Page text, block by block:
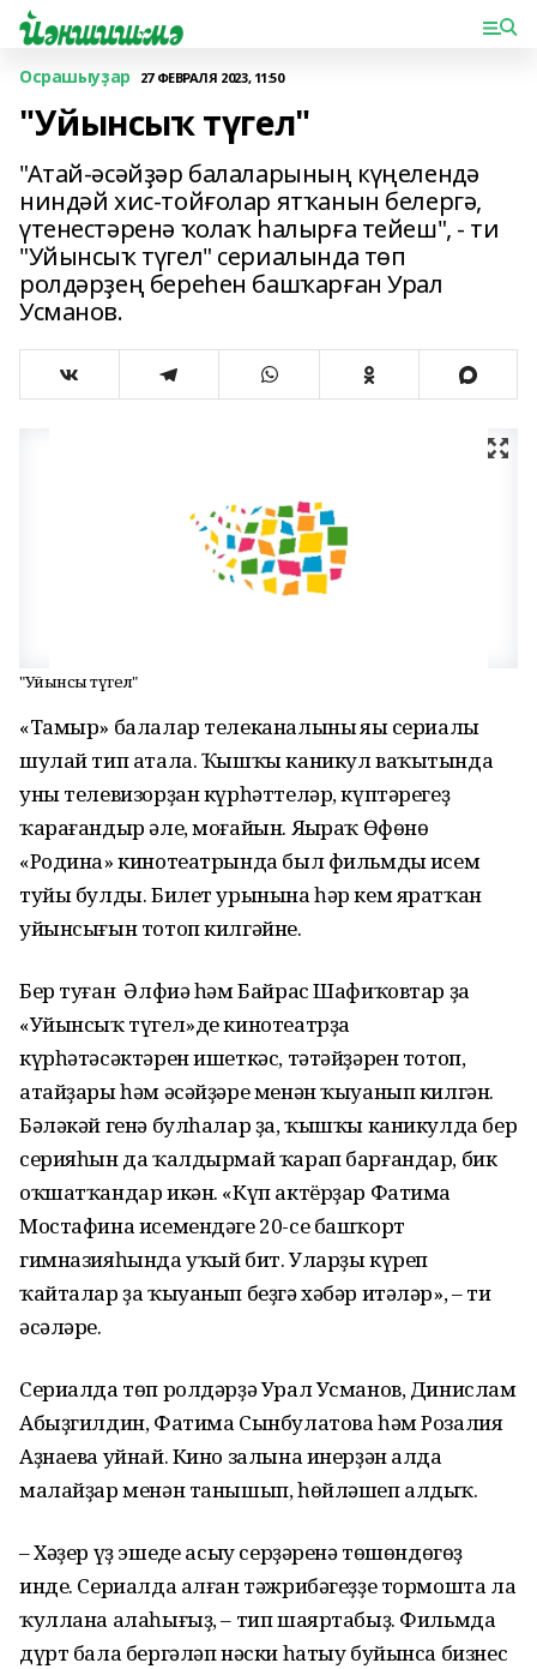
Осрашыуҙар 27 ФЕВРАЛЯ 2023, 11:50
"Уйынсыҡ түгел"
"Атай-әсәйҙәр балаларының күңелендә
ниндәй хис-тойғолар ятҡанын белергә,
үтенестәренә ҡолаҡ һалырға тейеш", - ти
"Уйынсыҡ түгел" сериалында төп
ролдәрҙең береһен башҡарған Урал
Усманов.
"Уйынсыҡ түгел"
«Тамыр» балалар телеканалының яңы сериалы
шулай тип атала. Ҡышҡы каникул ваҡытында
уны телевизорҙан күрһәттеләр, күптәрегеҙ
ҡарағандыр әле, моғайын. Яңыраҡ Өфөнөң
«Родина» кинотеатрында был фильмдың исем
туйы булды. Билет урынына һәр кем яратҡан
уйынсығын тотоп килгәйне.
Бер туған Әлфиә һәм Байрас Шафиҡовтар ҙа
«Уйынсыҡ түгел»де кинотеатрҙа
күрһәтәсәктәрен ишеткәс, тәтәйҙәрен тотоп,
атайҙары һәм әсәйҙәре менән ҡыуанып килгән.
Бәләкәй генә булһалар ҙа, ҡышҡы каникулда бер
серияһын да ҡалдырмай ҡарап барғандар, бик
оҡшатҡандар икән. «Күп актёрҙар Фатима
Мостафина исемендәге 20-се башҡорт
гимназияһында уҡый бит. Уларҙы күреп
ҡайталар ҙа ҡыуанып беҙгә хәбәр итәләр», – ти
әсәләре.
Сериалда төп ролдәрҙә Урал Усманов, Динислам
Абыҙгилдин, Фатима Сынбулатова һәм Розалия
Аҙнаева уйнай. Кино залына инерҙән алда
малайҙар менән танышып, һөйләшеп алдыҡ.
– Хәҙер үҙ эшеңде асыу серҙәренә төшөндөгөҙ
инде. Сериалда алған тәжрибәгеҙҙе тормошта ла
ҡуллана алаһығыҙ, – тип шаяртабыҙ. Фильмда
дүрт бала бергәләп нәски һатыу буйынса бизнес